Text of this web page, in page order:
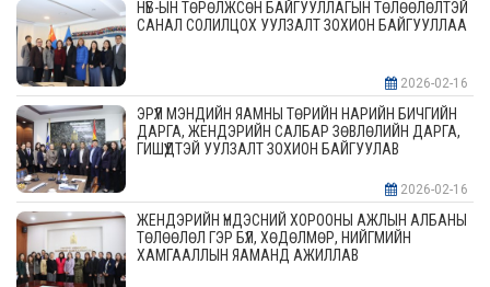
НҮБ-ЫН ТӨРӨЛЖСӨН БАЙГУУЛЛАГЫН ТӨЛӨӨЛӨЛТЭЙ
САНАЛ СОЛИЛЦОХ УУЛЗАЛТ ЗОХИОН БАЙГУУЛЛАА
2026-02-16
ЭРҮҮЛ МЭНДИЙН ЯАМНЫ ТӨРИЙН НАРИЙН БИЧГИЙН
ДАРГА, ЖЕНДЭРИЙН САЛБАР ЗӨВЛӨЛИЙН ДАРГА,
ГИШҮҮДТЭЙ УУЛЗАЛТ ЗОХИОН БАЙГУУЛАВ
2026-02-16
ЖЕНДЭРИЙН ҮНДЭСНИЙ ХОРООНЫ АЖЛЫН АЛБАНЫ
ТӨЛӨӨЛӨЛ ГЭР БҮЛ, ХӨДӨЛМӨР, НИЙГМИЙН
ХАМГААЛЛЫН ЯАМАНД АЖИЛЛАВ